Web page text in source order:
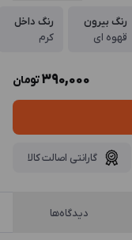
رنگ بیرون
قهوه ای
رنگ داخل
کرم
390,000تومان
گارانتی اصالت کالا
دیدگاه‌ها